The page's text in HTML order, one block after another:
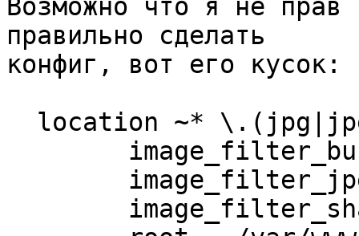
Возможно что я не
правильно сделать
конфиг, вот его кусок: